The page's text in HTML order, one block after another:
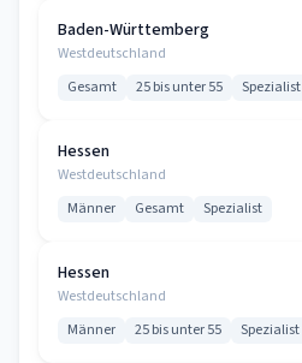
Baden-Württemberg
Westdeutschland
Gesamt 25 bis unter 55 Spezialist
Hessen
Westdeutschland
Männer Gesamt Spezialist
Hessen
Westdeutschland
Männer 25 bis unter 55 Spezialist